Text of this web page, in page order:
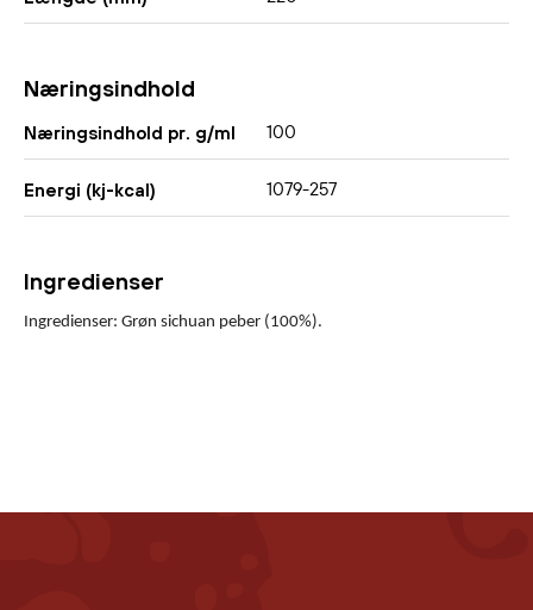
Næringsindhold
Næringsindhold pr. g/ml 100
Energi (kj-kcal) 1079-257
Ingredienser
Ingredienser: Grøn sichuan peber (100%).